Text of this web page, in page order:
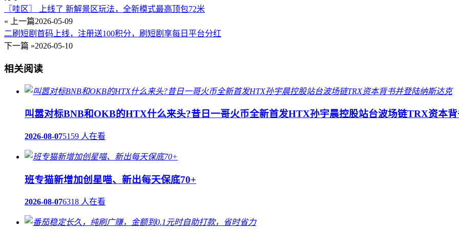
〖哇区〗 上线了 新解景区玩法，全新模式最高顶包72米
« 上一篇2026-05-09
二刷短剧首码上线，注册送100积分，刷短剧享每日平台分红
下一篇 »2026-05-10
相关阅读
叫嚣对标BNB和OKB的HTX什么来头?昔日一哥火币全新首发HTX孙宇晨控股站台波场链TRX资本
2026-08-075159 人在看
班专猫新增加创星喵、新出每天保底70+
2026-08-076318 人在看